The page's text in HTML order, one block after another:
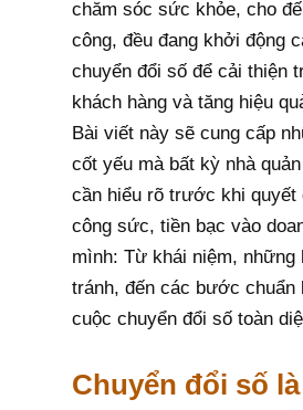
chăm sóc sức khỏe, cho
công, đều đang khởi động
chuyển đổi số để cải thiện
khách hàng và tăng hiệu
Bài viết này sẽ cung cấp
cốt yếu mà bất kỳ nhà
cần hiểu rõ trước khi quyết
công sức, tiền bạc vào
mình: Từ khái niệm, những
tránh, đến các bước chuẩn
cuộc chuyển đổi số toàn
Chuyển đổi số